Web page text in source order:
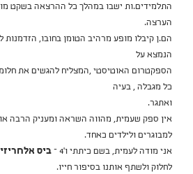
התלמידים.ות ישבו במהלך כל ההרצאה בשקט
הערצה.
הם.ן קיבלו מופע מרהיב הטומן בחובו,
הנמצא על
הספקטרום האוטיסטי ,המצליח להגשים את
כל מגבלה , בעיה
ואתגר.
אין ספק שעמית, מהווה השראה ומעניק הרבה
למבוגרים ולילדים כאחד.
אני מודה לעמית, בשם כיתתי ו'4 –
ביס אלחריזי
לחלוק ולשתף אותנו בסיפור חייו.